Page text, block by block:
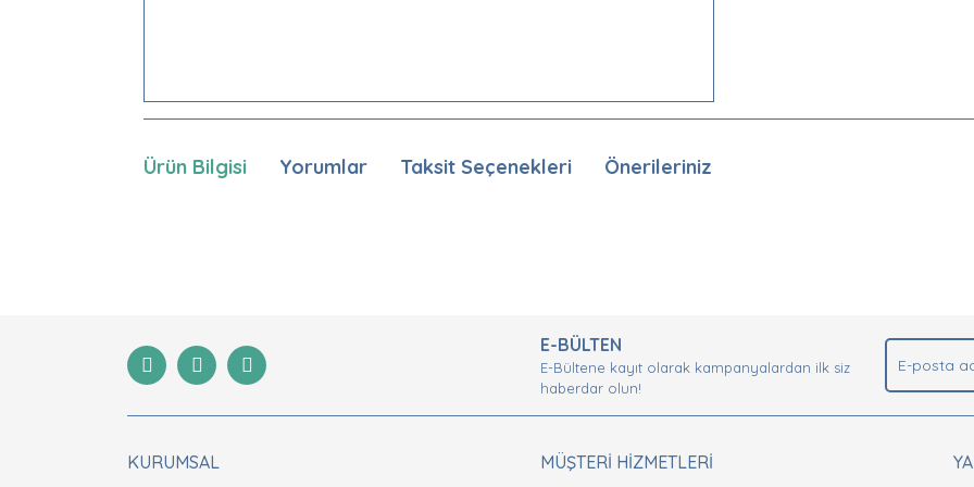
Ürün Bilgisi Yorumlar Taksit Seçenekleri Önerileriniz
Ürün açıklamasında eksik bilgiler bulunuyor.
Bu ürüne benzer farklı alternatifler olmalı.
E-BÜLTEN
E-Bültene kayıt olarak kampanyalardan ilk siz
haberdar olun!
KURUMSAL MÜŞTERİ HİZMETLERİ